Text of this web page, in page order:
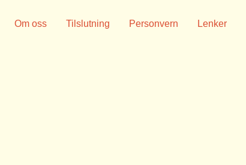
Om oss Tilslutning Personvern Lenker